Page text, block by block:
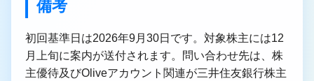
備考
初回基準日は2026年9月30日です。対象株主には12
月上旬に案内が送付されます。問い合わせ先は、株
主優待及びOliveアカウント関連が三井住友銀行株主